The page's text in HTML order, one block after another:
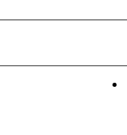
Энциклопедия кошек